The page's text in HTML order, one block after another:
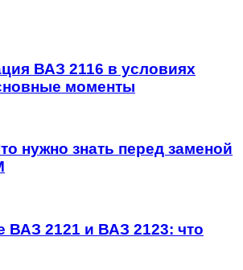
ВАЗ 2116 в условиях
моменты
нужно знать перед заменой
ВАЗ 2121 и ВАЗ 2123: что